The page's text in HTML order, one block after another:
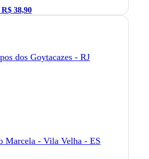
R$ 38,90
dos Goytacazes - RJ
Marcela - Vila Velha - ES